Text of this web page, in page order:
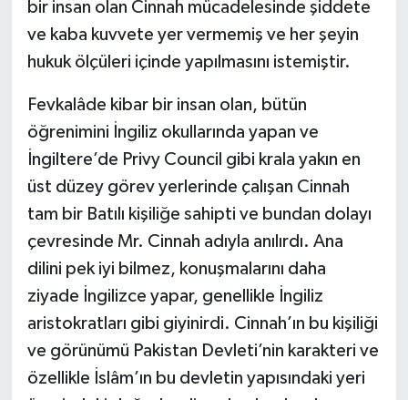
bir insan olan Cinnah mücadelesinde şiddete
ve kaba kuvvete yer vermemiş ve her şeyin
hukuk ölçüleri içinde yapılmasını istemiştir.
Fevkalâde kibar bir insan olan, bütün
öğrenimini İngiliz okullarında yapan ve
İngiltere’de Privy Council gibi krala yakın en
üst düzey görev yerlerinde çalışan Cinnah
tam bir Batılı kişiliğe sahipti ve bundan dolayı
çevresinde Mr. Cinnah adıyla anılırdı. Ana
dilini pek iyi bilmez, konuşmalarını daha
ziyade İngilizce yapar, genellikle İngiliz
aristokratları gibi giyinirdi. Cinnah’ın bu kişiliği
ve görünümü Pakistan Devleti’nin karakteri ve
özellikle İslâm’ın bu devletin yapısındaki yeri